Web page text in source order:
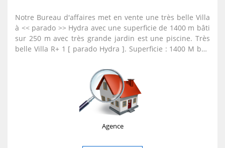
Notre Bureau d'affaires met en vente une très belle Villa
à << parado >> Hydra avec une superficie de 1400 m bâti
sur 250 m avec très grande jardin est une piscine. Très
belle Villa R+ 1 [ parado Hydra ]. Superficie : 1400 M bâti
d'informations veuillez nous contacter sur : 0553768039
Agence